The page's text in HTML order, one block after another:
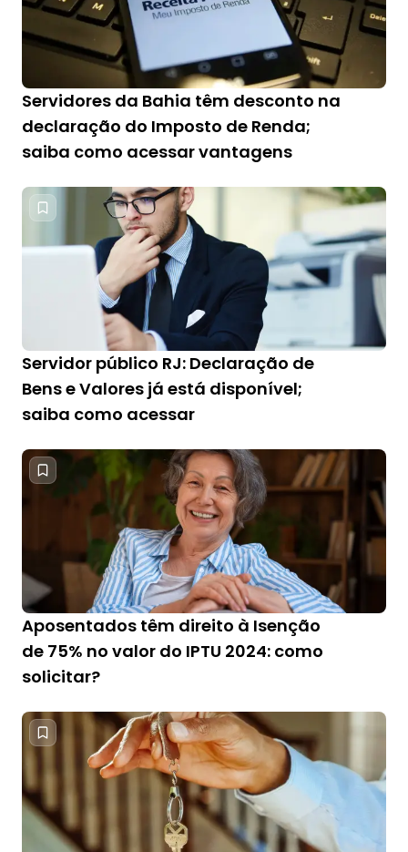
Servidores da Bahia têm desconto na
declaração do Imposto de Renda;
saiba como acessar vantagens
Servidor público RJ: Declaração de
Bens e Valores já está disponível;
saiba como acessar
Aposentados têm direito à Isenção
de 75% no valor do IPTU 2024: como
solicitar?